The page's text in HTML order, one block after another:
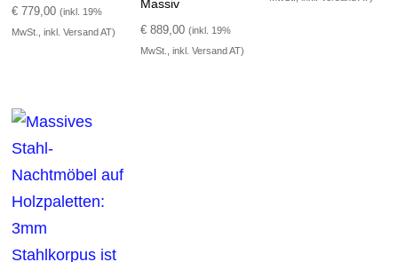
€ 779,00 (inkl. 19%
MwSt., inkl. Versand AT)
Massiv
€ 889,00 (inkl. 19%
MwSt., inkl. Versand AT)